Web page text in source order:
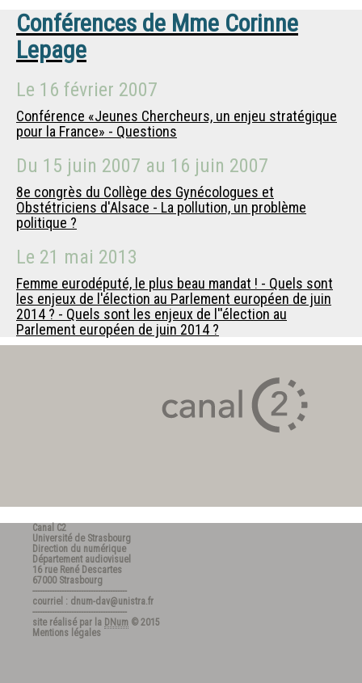
Conférences de Mme Corinne
Lepage
Le 16 février 2007
Conférence «Jeunes Chercheurs, un enjeu stratégique
pour la France» - Questions
Du 15 juin 2007 au 16 juin 2007
8e congrès du Collège des Gynécologues et
Obstétriciens d'Alsace - La pollution, un problème
politique ?
Le 21 mai 2013
Femme eurodéputé, le plus beau mandat ! - Quels sont
les enjeux de l'élection au Parlement européen de juin
2014 ? - Quels sont les enjeux de l''élection au
Parlement européen de juin 2014 ?
Canal C2
Université de Strasbourg
Direction du numérique
Département audiovisuel
16 rue René Descartes
67000 Strasbourg
---------------------------------------
courriel : dnum-dav@unistra.fr
---------------------------------------
site réalisé par la DNum © 2015
Mentions légales